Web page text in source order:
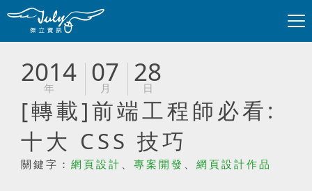
2014
年 07
月 28
日
[轉載]前端工程師必看:
十大 CSS 技巧
關鍵字： 網頁設計 、 專案開發 、 網頁設計作品